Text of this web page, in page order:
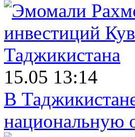
15.05 13:14
В
национальную